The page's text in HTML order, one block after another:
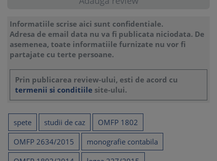
Informatiile scrise aici sunt confidentiale.
Adresa de email data nu va fi publicata niciodata. De
asemenea, toate informatiile furnizate nu vor fi
partajate cu terte persoane.
Prin publicarea review-ului, esti de acord cu
termenii si conditiile site-ului.
spete studii de caz
OMFP 1802
OMFP 2634/2015
monografie contabila